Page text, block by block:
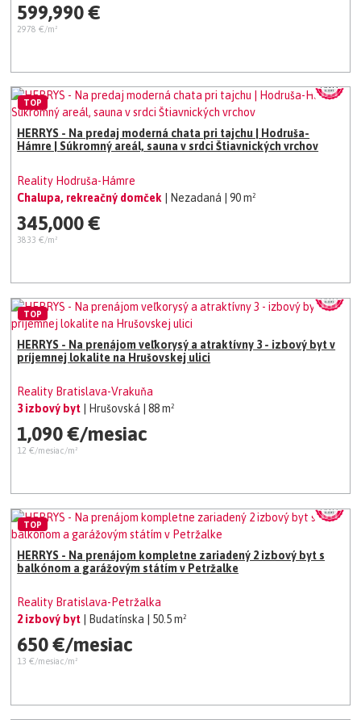
599,990 €
2978 €/m²
HERRYS - Na predaj moderná chata pri tajchu | Hodruša-
Hámre | Súkromný areál, sauna v srdci Štiavnických vrchov
Reality Hodruša-Hámre
Chalupa, rekreačný domček
| Nezadaná | 90 m²
345,000 €
3833 €/m²
TOP
HERRYS - Na prenájom veľkorysý a atraktívny 3 - izbový byt v
príjemnej lokalite na Hrušovskej ulici
Reality Bratislava-Vrakuňa
3 izbový byt
| Hrušovská | 88 m²
1,090 €/mesiac
12 €/mesiac/m²
TOP
HERRYS - Na prenájom kompletne zariadený 2 izbový byt s
balkónom a garážovým státím v Petržalke
Reality Bratislava-Petržalka
2 izbový byt
| Budatínska | 50.5 m²
650 €/mesiac
13 €/mesiac/m²
TOP